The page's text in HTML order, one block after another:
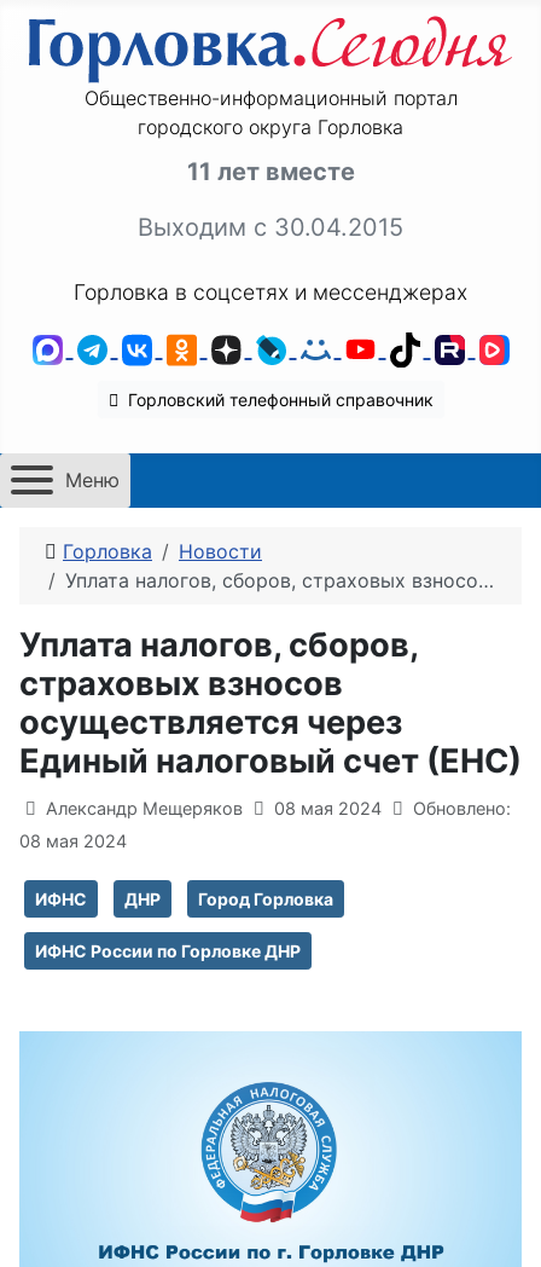
Общественно-информационный портал
городского округа Горловка
11 лет вместе
Выходим с 30.04.2015
Горловка в соцсетях и мессенджерах
MAXTelegram
ВКонтакте
Одноклассники
ДзенLiveJournal
Мой Мир
YouTube
TikTok
Горловский телефонный справочник
Меню
Горловка
Новости
Уплата налогов, сборов, страховых взносов осуществляется через Единый налоговый счет (ЕНС)
Уплата налогов, сборов,
страховых взносов
осуществляется через
Единый налоговый счет (ЕНС)
Информация о материале
Александр Мещеряков 08 мая 2024
Обновлено:
08 мая 2024
ИФНС ДНР Город Горловка
ИФНС России по Горловке ДНР